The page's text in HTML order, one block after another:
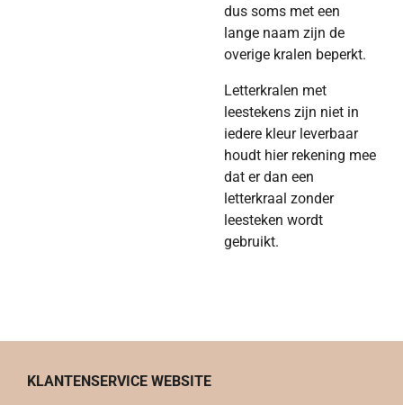
dus soms met een
lange naam zijn de
overige kralen beperkt.
Letterkralen met
leestekens zijn niet in
iedere kleur leverbaar
houdt hier rekening mee
dat er dan een
letterkraal zonder
leesteken wordt
gebruikt.
KLANTENSERVICE WEBSITE